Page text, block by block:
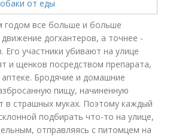
годом все больше и больше
догхантеров, а точнее -
участники убивают на улице
и щенков посредством препарата,
Бродячие и домашние
пищу, начиненную
в страшных муках. Поэтому каждый
подбирать что-то на улице,
отправляясь с питомцем на